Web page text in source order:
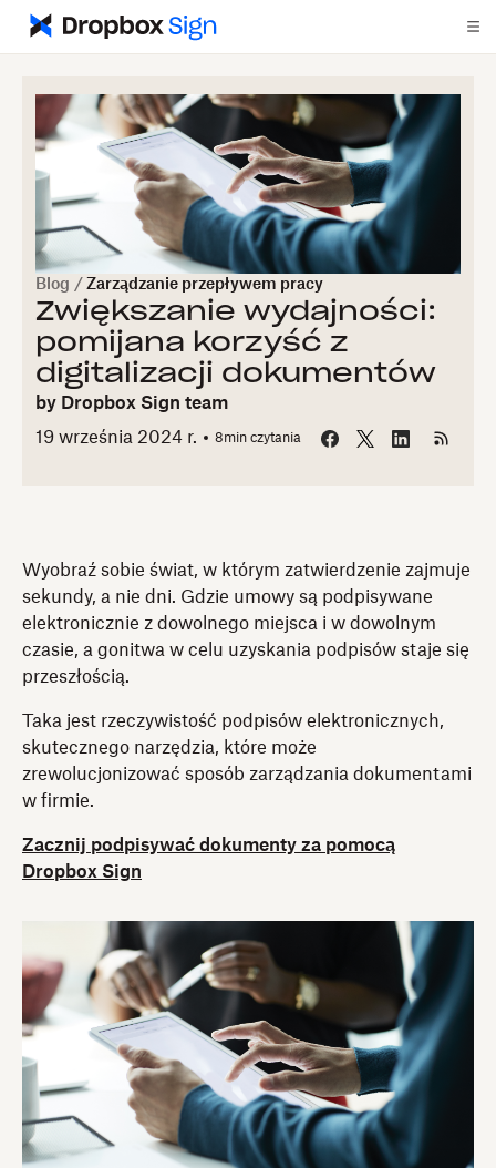
Blog / Zarządzanie przepływem pracy
Zwiększanie wydajności:
pomijana korzyść z
digitalizacji dokumentów
by Dropbox Sign team
19 września 2024 r.
8min czytania
Wyobraź sobie świat, w którym zatwierdzenie zajmuje
sekundy, a nie dni. Gdzie umowy są podpisywane
elektronicznie z dowolnego miejsca i w dowolnym
czasie, a gonitwa w celu uzyskania podpisów staje się
przeszłością.
Taka jest rzeczywistość podpisów elektronicznych,
skutecznego narzędzia, które może
zrewolucjonizować sposób zarządzania dokumentami
w firmie.
Zacznij podpisywać dokumenty za pomocą
Dropbox Sign